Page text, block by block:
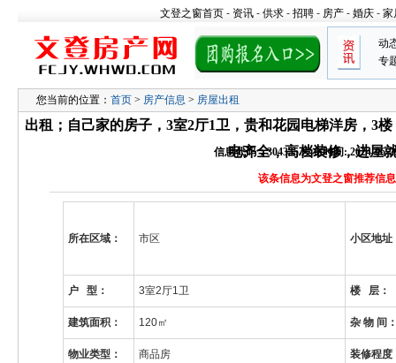
文登之窗首页 - 资讯 - 供求 - 招聘 - 房产 - 婚庆 - 家
动
专
您当前的位置： 首页 > 房产信息 > 房屋出租
出租；自己家的房子，3室2厅1卫，贵和花园电梯洋房，3
电齐全，高档装修，进屋
信息代码：304335 发布时间: 2024-06-
该条信息为文登之窗推荐信息
所在区域： 市区 小区地址
户 型： 3室2厅1卫 楼 层：
建筑面积： 120㎡ 杂 物 间
物业类型： 商品房 装修程度